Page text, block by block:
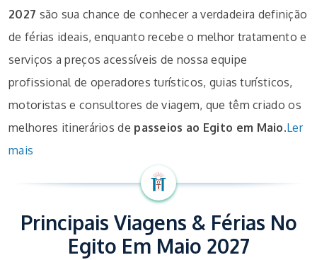
2027 são sua chance de conhecer a verdadeira definição
de férias ideais, enquanto recebe o melhor tratamento e
serviços a preços acessíveis de nossa equipe
profissional de operadores turísticos, guias turísticos,
motoristas e consultores de viagem, que têm criado os
melhores itinerários de passeios ao Egito em Maio.Ler
mais
Principais Viagens & Férias No
Egito Em Maio 2027